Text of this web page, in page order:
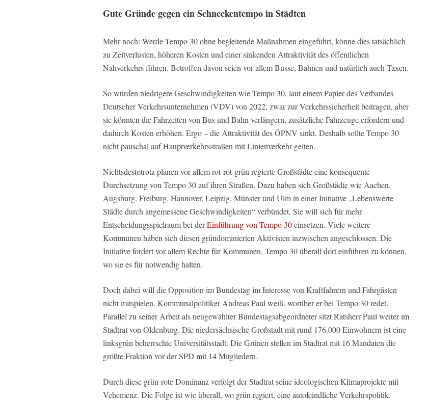
Gute Gründe gegen ein Schneckentempo in Städten
Mehr noch: Werde Tempo 30 ohne begleitende Maßnahmen eingeführt, könne dies tatsächlich
zu Zeitverlusten, höheren Kosten und einer sinkenden Attraktivität des öffentlichen
Nahverkehrs führen. Betroffen davon seien vor allem Busse, Bahnen und natürlich auch Taxen.
So würden niedrigere Geschwindigkeiten wie Tempo 30, laut einem Papier des Verbandes
Deutscher Verkehrsunternehmen (VDV) von 2022, zwar zur Verkehrssicherheit beitragen, aber
sie könnten die Fahrzeiten von Bus und Bahn verlängern, zusätzliche Fahrzeuge erfordern und
dadurch Kosten erhöhen. Ergo – die Attraktivität des ÖPNV sinkt. Deshalb sollte Tempo 30
nicht pauschal auf Hauptverkehrsstraßen mit Linienverkehr gelten.
Nichtsdestotrotz planen vor allem rot-rot-grün regierte Großstädte eine konsequente
Durchsetzung von Tempo 30 auf ihren Straßen. Dazu haben sich Großstädte wie Aachen,
Augsburg, Freiburg, Hannover, Leipzig, Münster und Ulm in einer Initiative „Lebenswerte
Städte durch angemessene Geschwindigkeiten“ verbündet. Sie will sich für mehr
Entscheidungsspielraum bei derEinführung von Tempo 30einsetzen. Viele weitere
Kommunen haben sich diesen gründominierten Aktivisten inzwischen angeschlossen. Die
Initiative fordert vor allem Rechte für Kommunen, Tempo 30 überall dort einführen zu können,
wo sie es für notwendig halten.
Doch dabei will die Opposition im Bundestag im Interesse von Kraftfahrern und Fahrgästen
nicht mitspielen. Kommunalpolitiker Andreas Paul weiß, worüber er bei Tempo 30 redet.
Parallel zu seiner Arbeit als neugewählter Bundestagsabgeordneter sitzt Ratsherr Paul weiter im
Stadtrat von Oldenburg. Die niedersächsische Großstadt mit rund 176.000 Einwohnern ist eine
linksgrün beherrschte Universitätsstadt. Die Grünen stellen im Stadtrat mit 16 Mandaten die
größte Fraktion vor der SPD mit 14 Mitgliedern.
Durch diese grün-rote Dominanz verfolgt der Stadtrat seine ideologischen Klimaprojekte mit
Vehemenz. Die Folge ist wie überall, wo grün regiert, eine autofeindliche Verkehrspolitik.